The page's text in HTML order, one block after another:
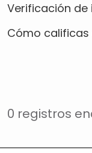
Verificación de
Cómo
0 registros